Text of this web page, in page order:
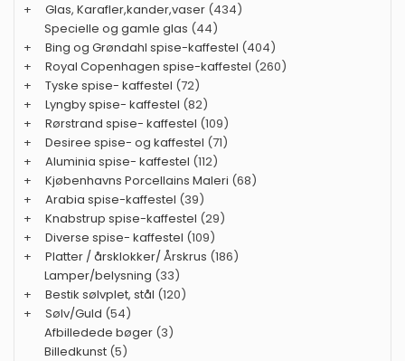
+
Glas, Karafler,kander,vaser (434)
Specielle og gamle glas (44)
+
Bing og Grøndahl spise-kaffestel (404)
+
Royal Copenhagen spise-kaffestel (260)
+
Tyske spise- kaffestel (72)
+
Lyngby spise- kaffestel (82)
+
Rørstrand spise- kaffestel (109)
+
Desiree spise- og kaffestel (71)
+
Aluminia spise- kaffestel (112)
+
Kjøbenhavns Porcellains Maleri (68)
+
Arabia spise-kaffestel (39)
+
Knabstrup spise-kaffestel (29)
+
Diverse spise- kaffestel (109)
+
Platter / årsklokker/ Årskrus (186)
Lamper/belysning (33)
+
Bestik sølvplet, stål (120)
+
Sølv/Guld (54)
Afbilledede bøger (3)
Billedkunst (5)